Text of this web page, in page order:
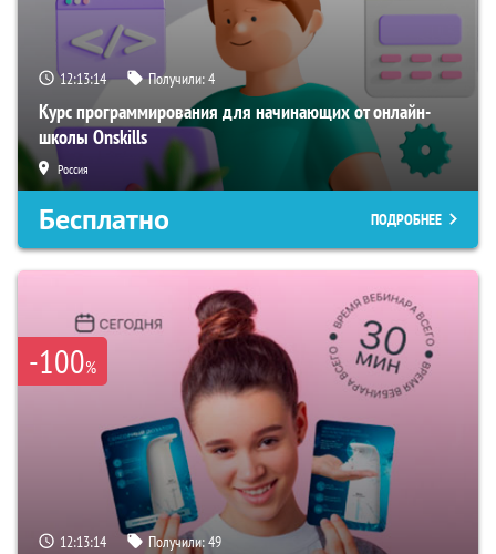
12:13:13 Получили:4
Курс программирования для начинающих от онлайн-
школы Onskills
Россия
Бесплатно ПОДРОБНЕЕ
-100%
12:13:13 Получили:49